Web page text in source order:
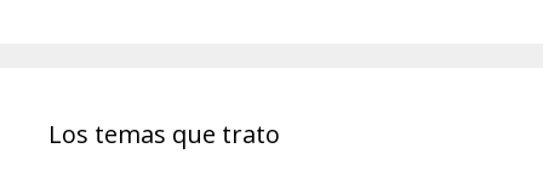
Los temas que trato